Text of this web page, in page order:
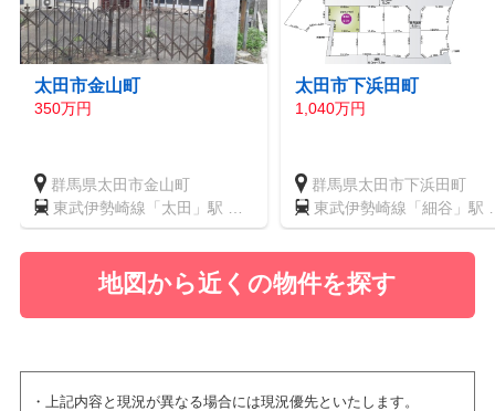
太田市金山町
350万円
群馬県太田市金山町
東武伊勢崎線「太田」駅 徒
歩49分
太田市下浜田町
1,040万円
群馬県太田市下浜田町
東武伊勢崎線「細谷」駅
歩19分
地図から近くの物件を探す
上記内容と現況が異なる場合には現況優先といたします。